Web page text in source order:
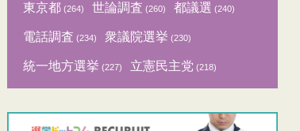
東京都 (264) 世論調査 (260) 都議選 (240)
電話調査 (234) 衆議院選挙 (230)
統一地方選挙 (227) 立憲民主党 (218)